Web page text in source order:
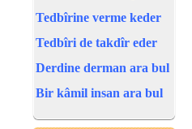
Tedbîrine verme keder
Tedbîri de takdîr eder
Derdine derman ara bul
Bir kâmil insan ara bul